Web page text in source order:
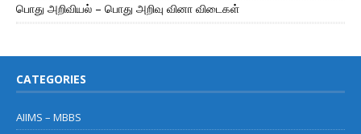
பொது அறிவியல் – பொது அறிவு வினா விடைகள்
CATEGORIES
AIIMS – MBBS